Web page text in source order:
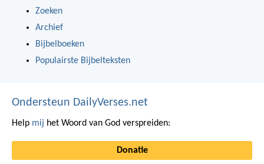
Zoeken
Archief
Bijbelboeken
Populairste Bijbelteksten
Ondersteun DailyVerses.net
Help mij het Woord van God verspreiden:
Donatie